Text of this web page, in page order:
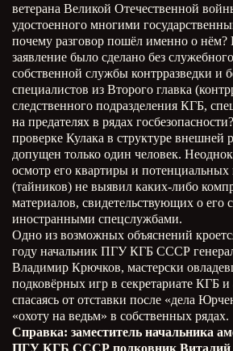
ветерана Великой Отечественной
удостоенного многими
почему разговор пошёл именно о нём?
заявление было сделано без
собственной службы контрразведки и
специалистов из Второго главка
следственного подразделения КГБ,
на предателях в рядах
проверке Кулака в структуре внешней
допущен только один человек.
осмотр его квартиры и потенциальных
(тайников) не выявил каких-либо
материалов, свидетельствующих о его
иностранными спецслужбами.
Одно из возможных объяснений
году начальник ПГУ КГБ СССР
Владимир Крючков, мастерски
подковёрных игр в секретариате КГБ
спасаясь от отставки после «дела
«охоту на ведьм» в собственных рядах.
Справка: заместитель начальника
ПГУ КГБ СССР полковник